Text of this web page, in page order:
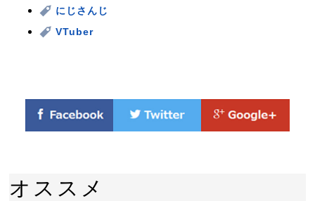
にじさんじ
VTuber
オススメ